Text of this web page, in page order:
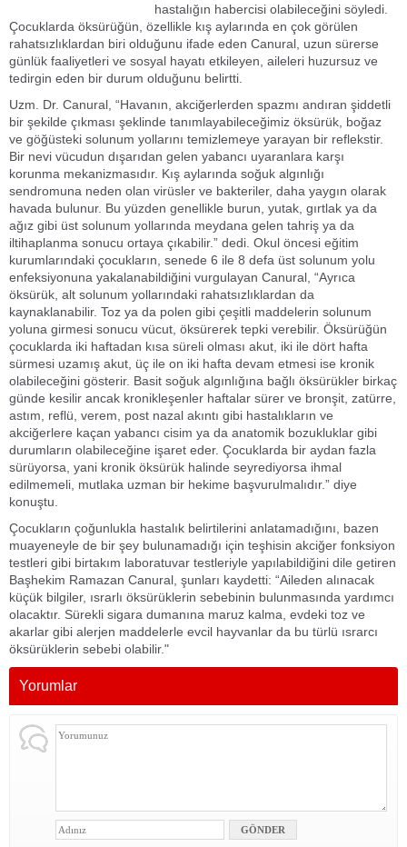
hastalığın habercisi olabileceğini söyledi.
Çocuklarda öksürüğün, özellikle kış aylarında en çok görülen
rahatsızlıklardan biri olduğunu ifade eden Canural, uzun sürerse
günlük faaliyetleri ve sosyal hayatı etkileyen, aileleri huzursuz ve
tedirgin eden bir durum olduğunu belirtti.
Uzm. Dr. Canural, “Havanın, akciğerlerden spazmı andıran şiddetli
bir şekilde çıkması şeklinde tanımlayabileceğimiz öksürük, boğaz
ve göğüsteki solunum yollarını temizlemeye yarayan bir reflekstir.
Bir nevi vücudun dışarıdan gelen yabancı uyaranlara karşı
korunma mekanizmasıdır. Kış aylarında soğuk algınlığı
sendromuna neden olan virüsler ve bakteriler, daha yaygın olarak
havada bulunur. Bu yüzden genellikle burun, yutak, gırtlak ya da
ağız gibi üst solunum yollarında meydana gelen tahriş ya da
iltihaplanma sonucu ortaya çıkabilir.” dedi. Okul öncesi eğitim
kurumlarındaki çocukların, senede 6 ile 8 defa üst solunum yolu
enfeksiyonuna yakalanabildiğini vurgulayan Canural, “Ayrıca
öksürük, alt solunum yollarındaki rahatsızlıklardan da
kaynaklanabilir. Toz ya da polen gibi çeşitli maddelerin solunum
yoluna girmesi sonucu vücut, öksürerek tepki verebilir. Öksürüğün
çocuklarda iki haftadan kısa süreli olması akut, iki ile dört hafta
sürmesi uzamış akut, üç ile on iki hafta devam etmesi ise kronik
olabileceğini gösterir. Basit soğuk algınlığına bağlı öksürükler birkaç
günde kesilir ancak kronikleşenler haftalar sürer ve bronşit, zatürre,
astım, reflü, verem, post nazal akıntı gibi hastalıkların ve
akciğerlere kaçan yabancı cisim ya da anatomik bozukluklar gibi
durumların olabileceğine işaret eder. Çocuklarda bir aydan fazla
sürüyorsa, yani kronik öksürük halinde seyrediyorsa ihmal
edilmemeli, mutlaka uzman bir hekime başvurulmalıdır.” diye
konuştu.
Çocukların çoğunlukla hastalık belirtilerini anlatamadığını, bazen
muayeneyle de bir şey bulunamadığı için teşhisin akciğer fonksiyon
testleri gibi birtakım laboratuvar testleriyle yapılabildiğini dile getiren
Başhekim Ramazan Canural, şunları kaydetti: “Aileden alınacak
küçük bilgiler, ısrarlı öksürüklerin sebebinin bulunmasında yardımcı
olacaktır. Sürekli sigara dumanına maruz kalma, evdeki toz ve
akarlar gibi alerjen maddelerle evcil hayvanlar da bu türlü ısrarcı
öksürüklerin sebebi olabilir."
Yorumlar